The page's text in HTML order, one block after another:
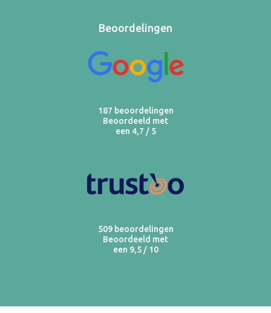
Beoordelingen
187 beoordelingen
Beoordeeld met
een 4,7 / 5
509 beoordelingen
Beoordeeld met
een 9,5 / 10